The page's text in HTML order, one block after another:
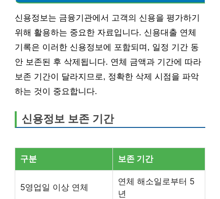
신용정보는 금융기관에서 고객의 신용을 평가하기
위해 활용하는 중요한 자료입니다. 신용대출 연체
기록은 이러한 신용정보에 포함되며, 일정 기간 동
안 보존된 후 삭제됩니다. 연체 금액과 기간에 따라
보존 기간이 달라지므로, 정확한 삭제 시점을 파악
하는 것이 중요합니다.
신용정보 보존 기간
구분 보존 기간
5영업일 이상 연체
연체 해소일로부터 5
년